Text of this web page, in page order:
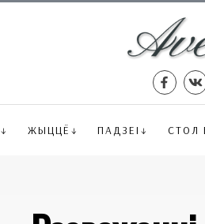
ЖЫЦЦЁ ПАДЗЕІ СТОЛ